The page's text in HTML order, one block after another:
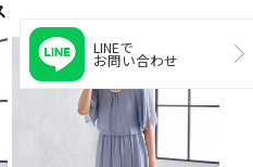
LINEで
お問い合わせ